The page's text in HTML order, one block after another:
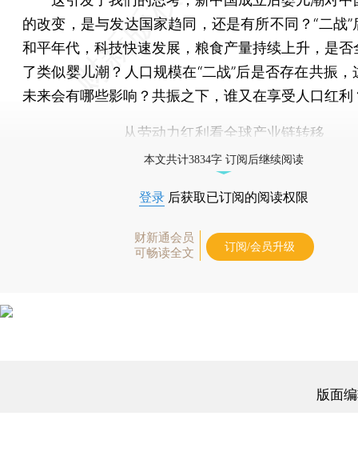
的改变，是与发达国家趋同，还是有所不同？“二战”
和平年代，科技快速发展，粮食产量持续上升，是否
了类似婴儿潮？人口规模在“二战”后是否存在共振，
未来会有哪些影响？共振之下，谁又在享受人口红利
从劳动力红利看全球产业链转移
本文共计3834字 订阅后继续阅读
登录 后获取已订阅的阅读权限
财新通会员
可畅读全文
订阅/会员升级
版面